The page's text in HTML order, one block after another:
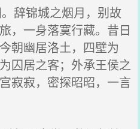
辞锦城之烟月，别故
，一身落寞行藏。昔日
朝幽居洛土，四壁为
囚居之客；外承王侯之
寂寂，密探昭昭，一言